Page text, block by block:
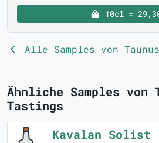
10cl =
Alle Samples von
Ähnliche Samples von
Tastings
Kavalan Solist